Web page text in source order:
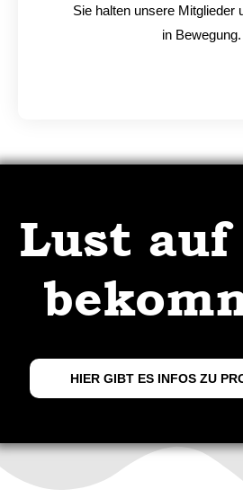
Sie halten unsere Mitglieder
in Bewegung.
Lust
HIER GIBT ES INFOS ZU